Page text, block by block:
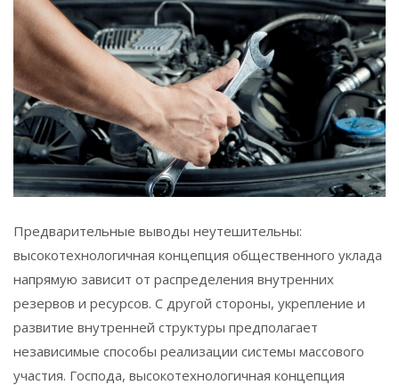
Предварительные выводы неутешительны:
высокотехнологичная концепция общественного уклада
напрямую зависит от распределения внутренних
резервов и ресурсов. С другой стороны, укрепление и
развитие внутренней структуры предполагает
независимые способы реализации системы массового
участия. Господа, высокотехнологичная концепция